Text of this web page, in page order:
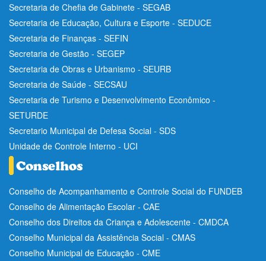
Secretaria de Chefia de Gabinete - SEGAB
Secretaria de Educação, Cultura e Esporte - SEDUCE
Secretaria de Finanças - SEFIN
Secretaria de Gestão - SEGEP
Secretaria de Obras e Urbanismo - SEURB
Secretaria de Saúde - SECSAU
Secretaria de Turismo e Desenvolvimento Econômico -
SETURDE
Secretario Municipal de Defesa Social - SDS
Unidade de Controle Interno - UCI
Conselho de Acompanhamento e Controle Social do FUNDEB
Conselho de Alimentação Escolar - CAE
Conselho dos Direitos da Criança e Adolescente - CMDCA
Conselho Municipal da Assistência Social - CMAS
Conselho Municipal de Educação - CME